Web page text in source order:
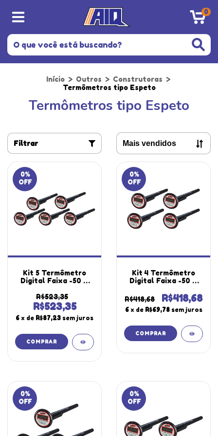
0
Início > Outros > Construtoras >
Termômetros tipo Espeto
Termômetros tipo Espeto
Filtrar
0%
OFF
Kit 5 Termômetro
Digital Faixa -50 A
Contato A Prova
D'água Tipo Espeto
Te-500 Portátil
Instrutherm
R$523,35
R$523,35
6 x de R$87,23 sem juros
0%
OFF
Kit 4 Termômetro
Digital Faixa -50 A
Contato A Prova
D'água Tipo Espeto
Te-500 Portátil
R$418,68 R$418,68
6 x de R$69,78 sem juros
0%
OFF
0%
OFF